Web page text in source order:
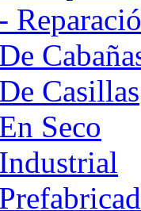
Casillas
Seco